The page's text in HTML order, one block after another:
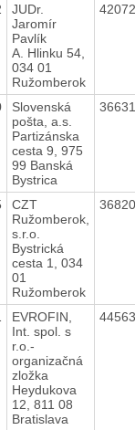
JUDr.
Jaromír
Pavlík
A. Hlinku 54,
034 01
Ružomberok
Slovenská
pošta, a.s.
Partizánska
cesta 9, 975
99 Banská
Bystrica
CZT
Ružomberok,
s.r.o.
Bystrická
cesta 1, 034
01
Ružomberok
EVROFIN,
Int. spol. s
r.o.-
organizačná
zložka
Heydukova
12, 811 08
Bratislava